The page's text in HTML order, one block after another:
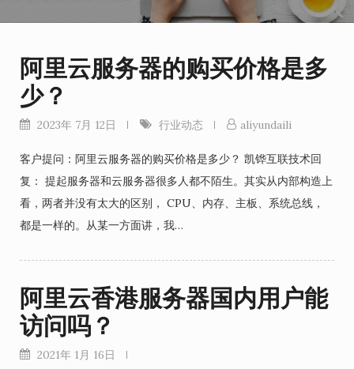
阿里云服务器的购买价格是多
少？
2023年 7月 12日 行业动态 aliyundaili
客户提问：阿里云服务器的购买价格是多少？ 凯铧互联技术回
复： 提起服务器和云服务器很多人都不陌生。其实从内部构造上
看，两者并没有太大的区别， CPU、内存、主板、系统总线，
都是一样的。从某一方面讲，我…
阿里云香港服务器国内用户能
访问吗？
2021年 1月 16日